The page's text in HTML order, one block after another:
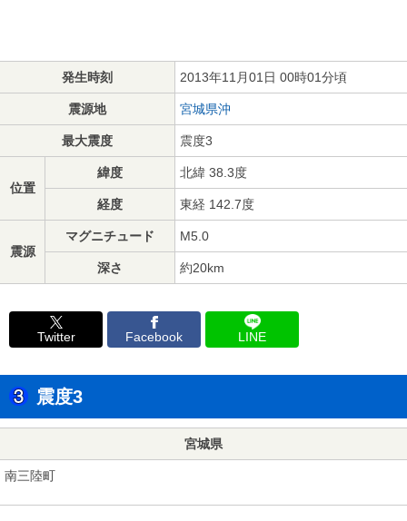
発生時刻 2013年11月01日 00時01分頃
震源地 宮城県沖
最大震度 震度3
位置
緯度 北緯 38.3度
経度 東経 142.7度
震源
マグニチュード M5.0
深さ 約20km
Twitter Facebook LINE
震度3
宮城県
南三陸町